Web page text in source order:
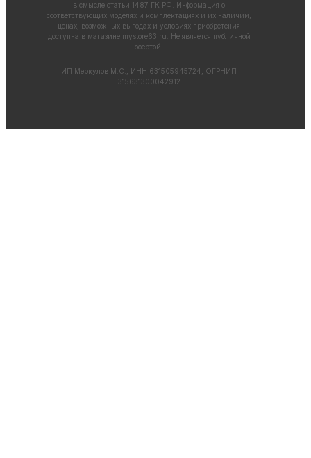
в смысле статьи 1487 ГК РФ. Информация о
соответствующих моделях и комплектациях и их наличии,
ценах, возможных выгодах и условиях приобретения
доступна в магазине mystore63.ru . Не является публичной
офертой.
ИП Меркулов М.С., ИНН 631505945724, ОГРНИП
315631300042912